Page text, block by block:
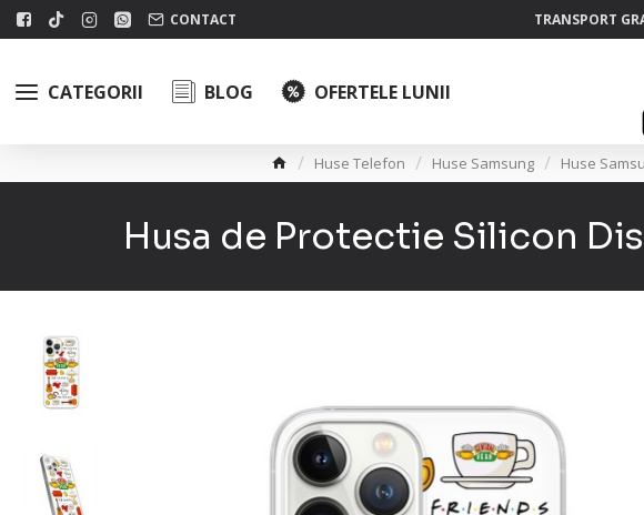
CONTACT TRANSPORT
CATEGORII BLOG OFERTELE LUNII
Huse Telefon Huse Samsung Huse
Husa de Protectie Silicon